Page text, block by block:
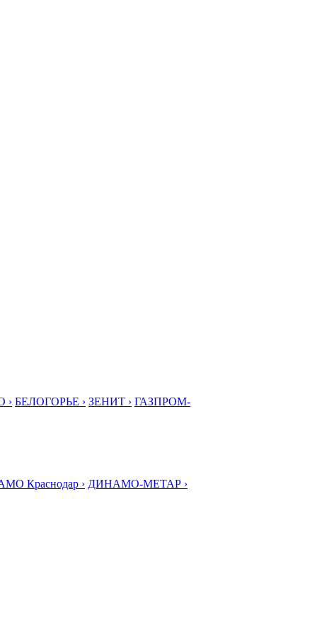
› БЕЛОГОРЬЕ › ЗЕНИТ › ГАЗПРОМ-
Краснодар › ДИНАМО-МЕТАР ›